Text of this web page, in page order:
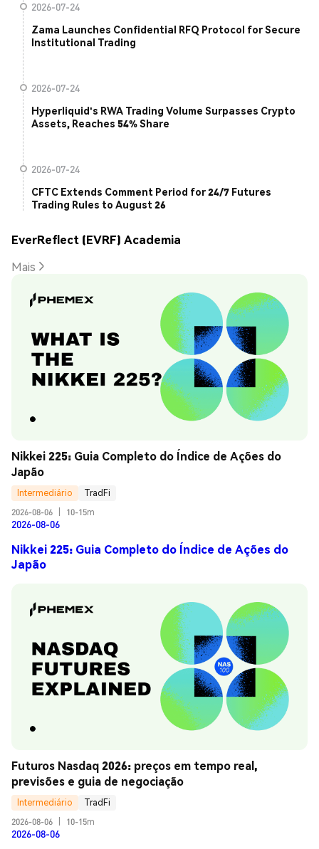
2026-07-24
Zama Launches Confidential RFQ Protocol for Secure
Institutional Trading
2026-07-24
Hyperliquid's RWA Trading Volume Surpasses Crypto
Assets, Reaches 54% Share
2026-07-24
CFTC Extends Comment Period for 24/7 Futures
Trading Rules to August 26
EverReflect (EVRF) Academia
Mais
Nikkei 225: Guia Completo do Índice de Ações do
Japão
Intermediário
TradFi
2026-08-06
10-15m
2026-08-06
Nikkei 225: Guia Completo do Índice de Ações do
Japão
Futuros Nasdaq 2026: preços em tempo real,
previsões e guia de negociação
Intermediário
TradFi
2026-08-06
10-15m
2026-08-06